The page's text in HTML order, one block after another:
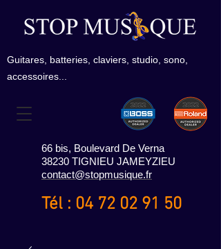
Guitares, batteries, claviers, studio, sono,
accessoires...
66 bis, Boulevard De Verna
38230 TIGNIEU JAMEYZIEU
contact@stopmusique.fr
Tél : 04 72 02 91 50